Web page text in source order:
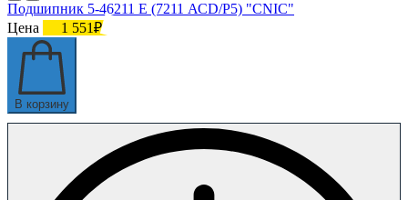
Подшипник 5-46211 E (7211 АСD/P5) "CNIC"
Цена
1 551₽
В корзину